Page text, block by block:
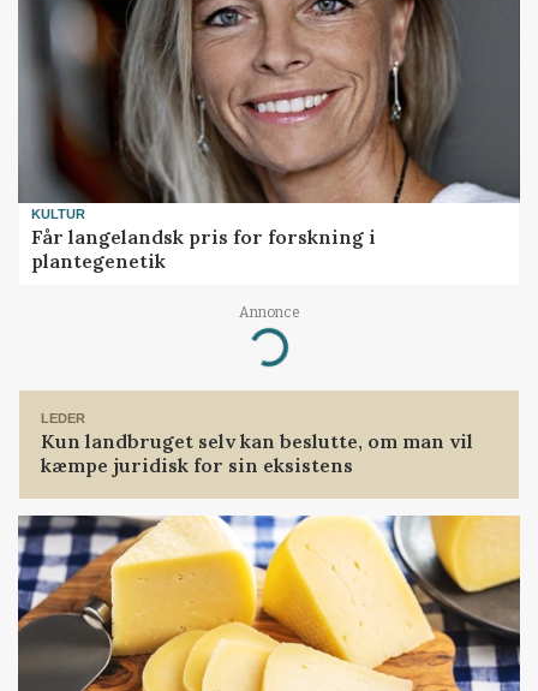
KULTUR
Får langelandsk pris for forskning i
plantegenetik
Annonce
Loading...
LEDER
Kun landbruget selv kan beslutte, om man vil
kæmpe juridisk for sin eksistens